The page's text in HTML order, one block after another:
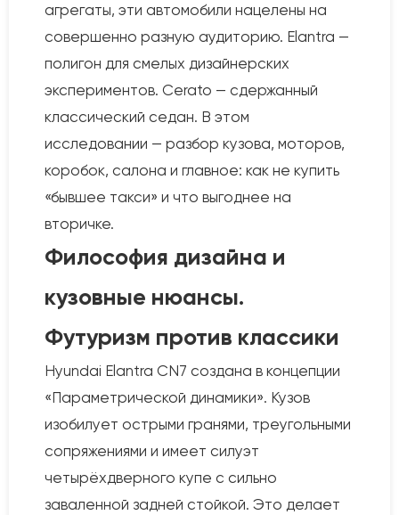
агрегаты, эти автомобили нацелены на
совершенно разную аудиторию. Elantra —
полигон для смелых дизайнерских
экспериментов. Cerato — сдержанный
классический седан. В этом
исследовании — разбор кузова, моторов,
коробок, салона и главное: как не купить
«бывшее такси» и что выгоднее на
вторичке.
Философия дизайна и
кузовные нюансы.
Футуризм против классики
Hyundai Elantra CN7 создана в концепции
«Параметрической динамики». Кузов
изобилует острыми гранями, треугольными
сопряжениями и имеет силуэт
четырёхдверного купе с сильно
заваленной задней стойкой. Это делает